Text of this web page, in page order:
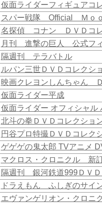
仮面ライダーフィギュアコ
スパー戦隊 Official Ｍｏ
名探偵 コナン ＤＶＤコ
月刊 進撃の巨人 公式フ
隔週刊 テラバトル
ルパン三世ＤＶＤコレクシ
映画クレヨンしんちゃん
仮面ライダー平成
仮面ライダー オフィシャル
北斗の拳ＤＶＤコレクショ
円谷プロ特撮ＤＶＤコレク
ゲゲゲの鬼太郎 TVアニメ
マクロス・クロニクル 新
隔週刊 銀河鉄道999ＤＶ
ドラえもん ふしぎのサイ
エヴァンゲリオン・クロ